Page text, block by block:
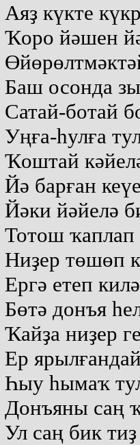
Аяҙ күкте
Ҡоро йәшен
Баш осонда
Сатай-ботай
Уңға-һулға
Ҡоштай
Йә барған
Йәки йәйелә
Тотош
Ниҙер төшөп
Ергә етеп
Бөтә донъя
Ҡайҙа ниҙер
Ер
Һыу һымаҡ
Донъяны саң
Ул саң бик